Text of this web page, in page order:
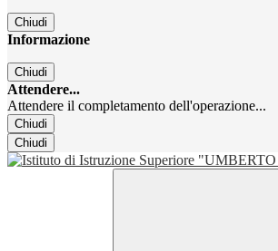
Chiudi
Informazione
Chiudi
Attendere...
Attendere il completamento dell'operazione...
Chiudi
Chiudi